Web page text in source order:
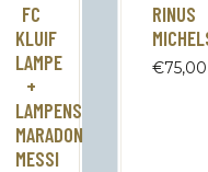
FC
KLUIF
LAMPE
+
LAMPENSCHIRM
MARADONA
MESSI
RINUS
€75,00